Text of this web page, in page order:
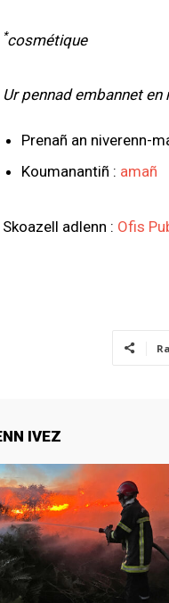
*cosmétique
Ur pennad embannet en
Prenañ an niverenn-
Koumanantiñ : amañ
Skoazell adlenn : Ofis
IVEZ